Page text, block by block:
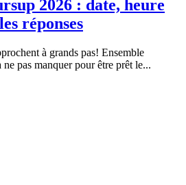
2026 : date, heure
réponses
à grands pas! Ensemble
ne pas manquer pour être prêt le...